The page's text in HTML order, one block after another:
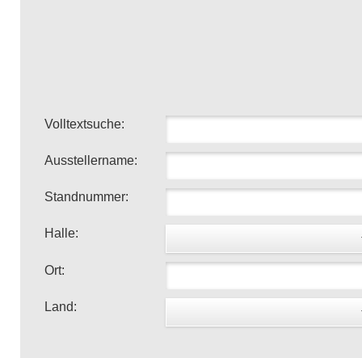
Volltextsuche:
Ausstellername:
Standnummer:
Halle:
Ort:
Land: